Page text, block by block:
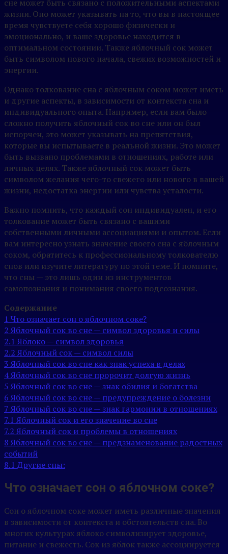
сне может быть связано с положительными аспектами
жизни. Оно может указывать на то, что вы в настоящее
время чувствуете себя хорошо физически и
эмоционально, и ваше здоровье находится в
оптимальном состоянии. Также яблочный сок может
быть символом нового начала, свежих возможностей и
энергии.
Однако толкование сна с яблочным соком может иметь
и другие аспекты, в зависимости от контекста сна и
индивидуального опыта. Например, если вам было
сложно получить яблочный сок во сне или он был
испорчен, это может указывать на препятствия,
которые вы испытываете в реальной жизни. Это может
быть вызвано проблемами в отношениях, работе или
личных целях. Также яблочный сок может быть
символом желания чего-то свежего или нового в вашей
жизни, недостатка энергии или чувства усталости.
Важно помнить, что каждый сон индивидуален, и его
толкование может быть связано с вашими
собственными личными ассоциациями и опытом. Если
вам интересно узнать значение своего сна с яблочным
соком, обратитесь к профессиональному толкователю
снов или изучите литературу по этой теме. И помните,
что сны — это лишь один из инструментов
самопознания и понимания своего подсознания.
Содержание
1 Что означает сон о яблочном соке?
2 Яблочный сок во сне — символ здоровья и силы
2.1 Яблоко — символ здоровья
2.2 Яблочный сок — символ силы
3 Яблочный сок во сне как знак успеха в делах
4Яблочный сок во сне пророчит долгую жизнь
5 Яблочный сок во сне — знак обилия и богатства
6 Яблочный сок во сне — предупреждение о болезни
7 Яблочный сок во сне — знак гармонии в отношениях
7.1 Яблочный сок и его значение во сне
7.2 Яблочный сок и проблемы в отношениях
8 Яблочный сок во сне — предзнаменование радостных
событий
8.1 Другие сны:
Что означает сон о яблочном соке?
Сон о яблочном соке может иметь различные значения
в зависимости от контекста и обстоятельств сна. Во
многих культурах яблоко символизирует здоровье,
питание и свежесть. Сок из яблок также ассоциируется